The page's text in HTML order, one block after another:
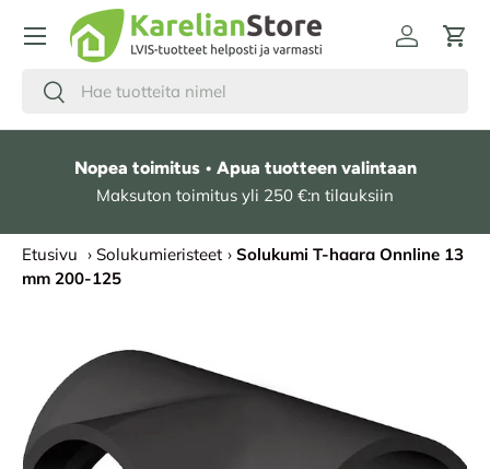
HYPPÄÄ SISÄLTÖÖN
Hae
Etsi
Kirjaudu
Nopea toimitus • Apua tuotteen valintaan
Maksuton toimitus yli 250 €:n tilauksiin
Etusivu › Solukumieristeet › Solukumi T-haara Onnline 13
mm 200-125
SIIRRY TUOTETIETOIHIN